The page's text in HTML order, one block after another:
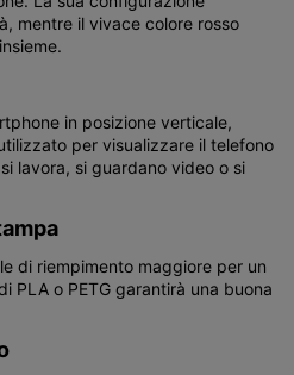
mentre il vivace colore rosso
in posizione verticale,
per visualizzare il telefono
lavora, si guardano video o si
di riempimento maggiore per un
PLA o PETG garantirà una buona